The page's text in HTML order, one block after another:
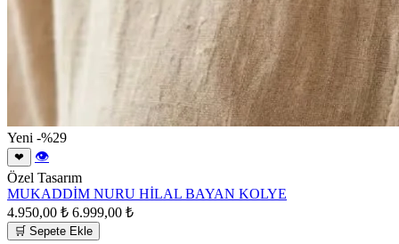
Yeni -%29
❤
👁
Özel Tasarım
MUKADDİM NURU HİLAL BAYAN KOLYE
4.950,00 ₺ 6.999,00 ₺
🛒 Sepete Ekle